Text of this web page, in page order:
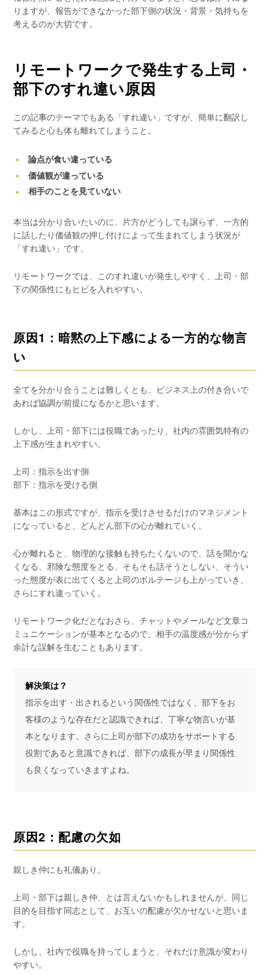
りますが、報告ができなかった部下側の状況・背景・気持ちを
考えるのが大切です。
リモートワークで発生する上司・
部下のすれ違い原因
この記事のテーマでもある「すれ違い」ですが、簡単に翻訳し
てみると心も体も離れてしまうこと。
論点が食い違っている
価値観が違っている
相手のことを見ていない
本当は分かり合いたいのに、片方がどうしても譲らず、一方的
に話したり価値観の押し付けによって生まれてしまう状況が
「すれ違い」です。
リモートワークでは、このすれ違いが発生しやすく、上司・部
下の関係性にもヒビを入れやすい。
原因1：暗黙の上下感による一方的な物言
い
全てを分かり合うことは難しくとも、ビジネス上の付き合いで
あれば協調が前提になるかと思います。
しかし、上司・部下には役職であったり、社内の雰囲気特有の
上下感が生まれやすい。
上司：指示を出す側
部下：指示を受ける側
基本はこの形式ですが、指示を受けさせるだけのマネジメント
になっていると、どんどん部下の心が離れていく。
心が離れると、物理的な接触も持ちたくないので、話を聞かな
くなる、邪険な態度をとる、そもそも話そうとしない、そうい
った態度が表に出てくると上司のボルテージも上がっていき、
さらにすれ違っていく。
リモートワーク化だとなおさら、チャットやメールなど文章コ
ミュニケーションが基本となるので、相手の温度感が分からず
余計な誤解を生むこともあります。
解決策は？
指示を出す・出されるという関係性ではなく、部下をお
客様のような存在だと認識できれば、丁寧な物言いが基
本となります。さらに上司が部下の成功をサポートする
役割であると意識できれば、部下の成長が早まり関係性
も良くなっていきますよね。
原因2：配慮の欠如
親しき仲にも礼儀あり。
上司・部下は親しき仲、とは言えないかもしれませんが、同じ
目的を目指す同志として、お互いの配慮が欠かせないと思いま
す。
しかし、社内で役職を持ってしまうと、それだけ意識が変わり
やすい。